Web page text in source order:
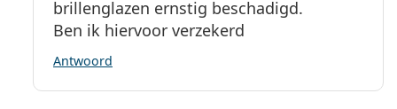
brillenglazen ernstig beschadigd.
Ben ik hiervoor verzekerd
Antwoord